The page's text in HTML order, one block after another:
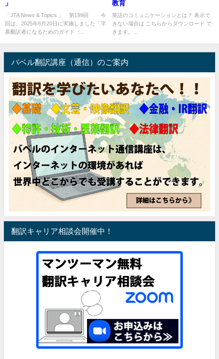
」
「JTA News & Topics 」 第199回 今
回は、2025年6月20日に実施しました「字
幕翻訳者になるためのガイド〈...
教育
英語のコミュニケーションとは？ 表示で
きない場合は こちらからダウンロード で
きます。...
バベル翻訳講座（通信）のご案内
翻訳キャリア相談会開催中！